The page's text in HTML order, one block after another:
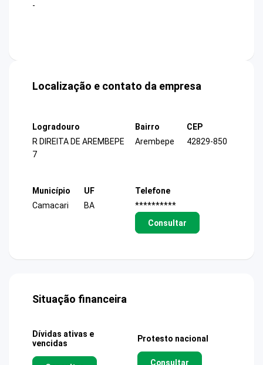
-
Localização e contato da empresa
Logradouro
R DIREITA DE AREMBEPE
7
Bairro
Arembepe
CEP
42829-850
Município
Camacari
UF
BA
Telefone
**********
Consultar
Situação financeira
Dívidas ativas e
vencidas
Protesto nacional
Consultar